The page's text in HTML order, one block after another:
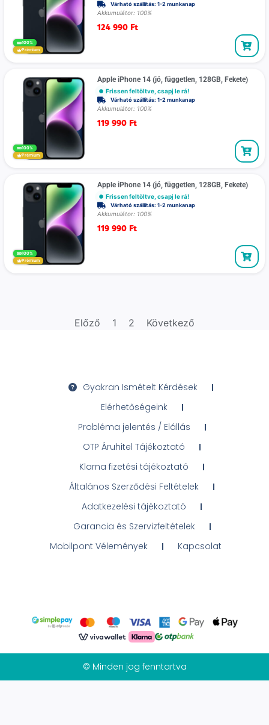
100%
Prémium
Várható szállítás: 1-2 munkanap
Akkumulátor: 100%
124 990 Ft
100%
Prémium
Apple iPhone 14 (jó, független, 128GB, Fekete)
Frissen feltöltve, csapj le rá!
Várható szállítás: 1-2 munkanap
Akkumulátor: 100%
119 990 Ft
100%
Prémium
Apple iPhone 14 (jó, független, 128GB, Fekete)
Frissen feltöltve, csapj le rá!
Várható szállítás: 1-2 munkanap
Akkumulátor: 100%
119 990 Ft
Előző 1 2 Következő
Gyakran Ismételt Kérdések
Elérhetőségeink
Probléma jelentés / Elállás
OTP Áruhitel Tájékoztató
Klarna fizetési tájékoztató
Általános Szerződési Feltételek
Adatkezelési tájékoztató
Garancia és Szervizfeltételek
Mobilpont Vélemények
Kapcsolat
© Minden jog fenntartva